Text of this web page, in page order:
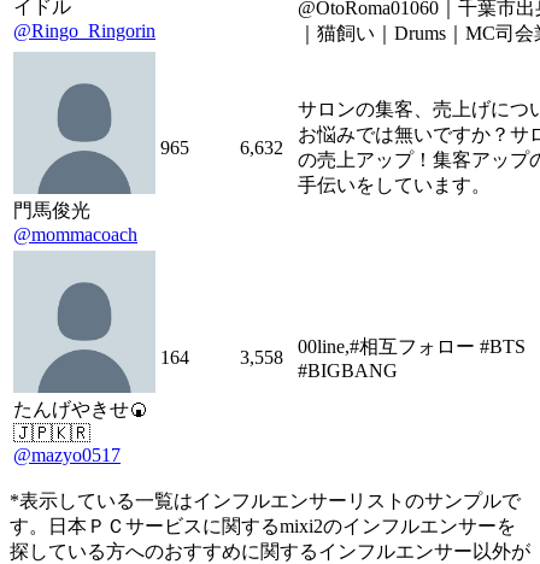
イドル
@Ringo_Ringorin
@OtoRoma01060｜千葉市出
｜猫飼い｜Drums｜MC司会
門馬俊光
@mommacoach
965 6,632
サロンの集客、売上げにつ
お悩みでは無いですか？サ
の売上アップ！集客アップ
手伝いをしています。
たんげやきせ🍘
🇯🇵🇰🇷
@mazyo0517
164 3,558
00line,#相互フォロー #BTS
#BIGBANG
*表示している一覧はインフルエンサーリストのサンプルで
す。日本ＰＣサービスに関するmixi2のインフルエンサーを
探している方へのおすすめに関するインフルエンサー以外が